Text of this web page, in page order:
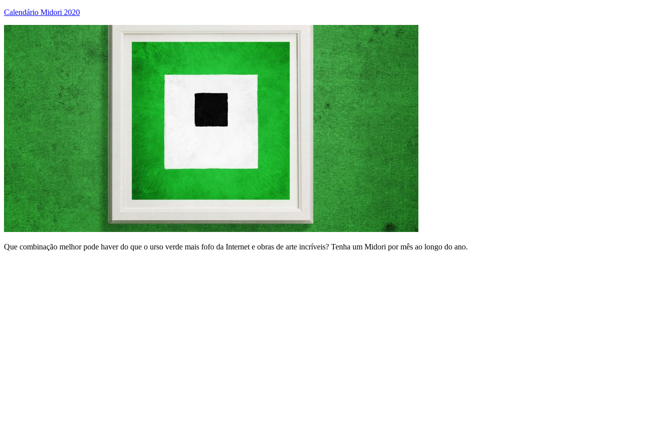
Calendário Midori 2020
Que combinação melhor pode haver do que o urso verde mais fofo da Internet e obras de arte incríveis? Tenha um Midori por mês ao longo do ano.